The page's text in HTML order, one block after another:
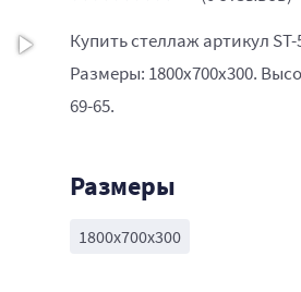
Купить стеллаж артикул
Размеры: 1800x700x300.
69-65.
Размеры
1800x700x300